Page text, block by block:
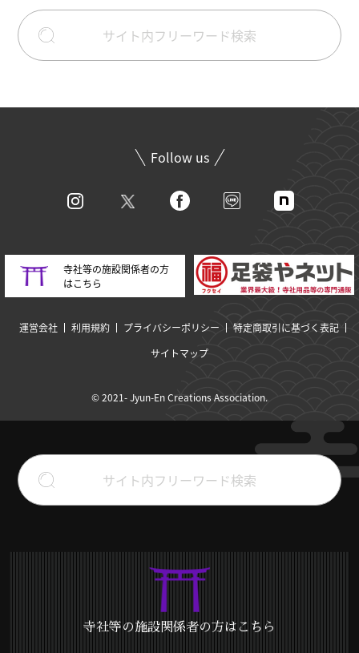
Follow us
寺社等の施設関係者の方
はこちら
運営会社 利用規約 プライバシーポリシー
特定商取引に基づく表記
サイトマップ
© 2021- Jyun-En Creations Association.
寺社等の施設関係者の方はこちら